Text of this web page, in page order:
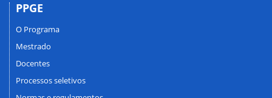
PPGE
O Programa
Mestrado
Docentes
Processos seletivos